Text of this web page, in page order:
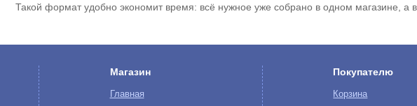
Такой формат удобно экономит время: всё нужное уже собрано в одном магазине, а
Магазин
Главная
Покупателю
Корзина